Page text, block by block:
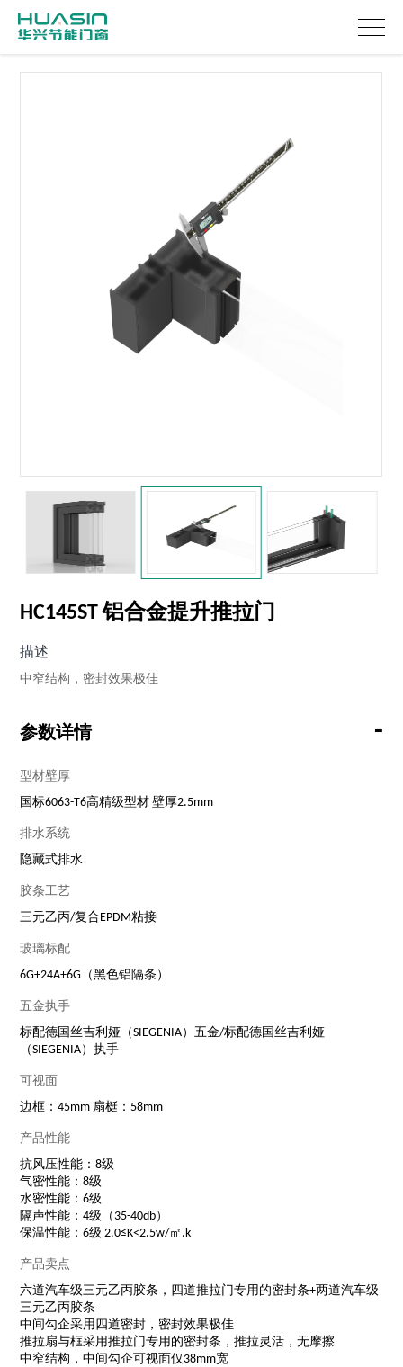
HC145ST 铝合金提升推拉门
描述
中窄结构，密封效果极佳
参数详情 -
型材壁厚
国标6063-T6高精级型材 壁厚2.5mm
排水系统
隐藏式排水
胶条工艺
三元乙丙/复合EPDM粘接
玻璃标配
6G+24A+6G（黑色铝隔条）
五金执手
标配德国丝吉利娅（SIEGENIA）五金/标配德国丝吉利娅
（SIEGENIA）执手
可视面
边框：45mm 扇梃：58mm
产品性能
抗风压性能：8级
气密性能：8级
水密性能：6级
隔声性能：4级（35-40db）
保温性能：6级 2.0≤K<2.5w/㎡.k
产品卖点
六道汽车级三元乙丙胶条，四道推拉门专用的密封条+两道汽车级
三元乙丙胶条
中间勾企采用四道密封，密封效果极佳
推拉扇与框采用推拉门专用的密封条，推拉灵活，无摩擦
中窄结构，中间勾企可视面仅38mm宽